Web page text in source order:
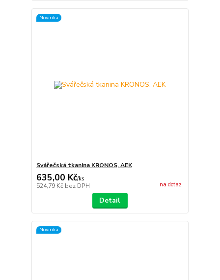
Novinka
Svářečská tkanina KRONOS, AEK
635,00 Kč/ks
524,79 Kč bez DPH na dotaz
Detail
Novinka